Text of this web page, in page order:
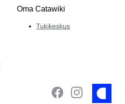
Oma Catawiki
Tukikeskus